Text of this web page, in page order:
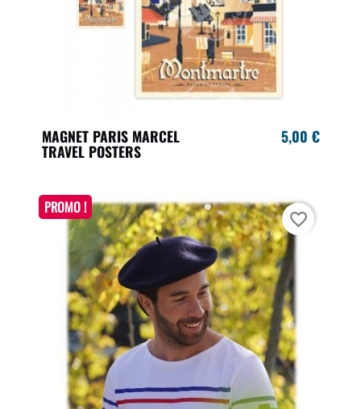
MAGNET PARIS MARCEL
TRAVEL POSTERS
5,00 €
PROMO !
favorite_border